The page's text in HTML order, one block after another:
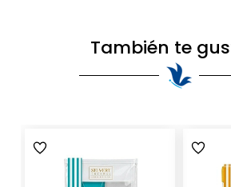
También te